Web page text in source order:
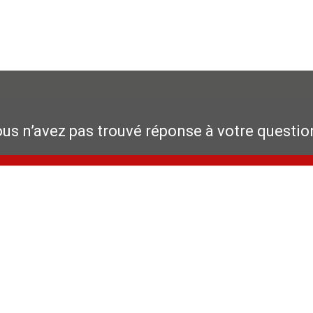
n’avez pas trouvé réponse à votre